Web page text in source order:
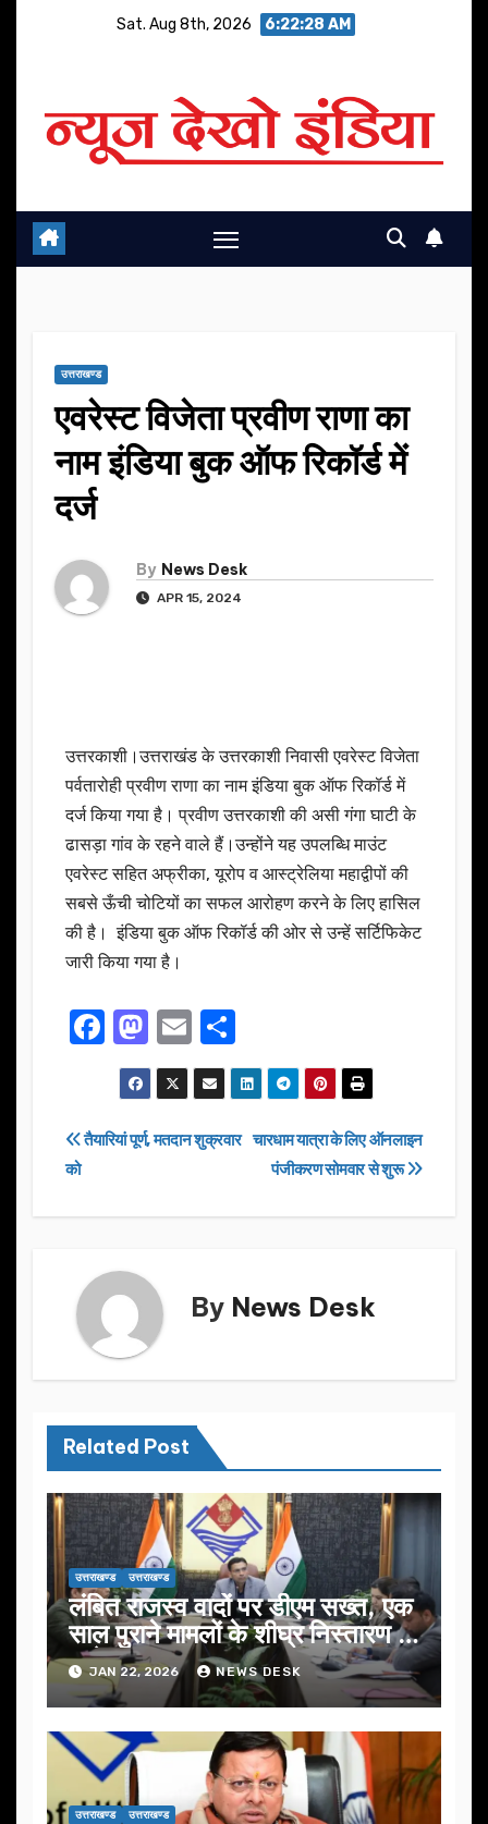
Sat. Aug 8th, 2026 6:22:28 AM
उत्तराखण्ड
एवरेस्ट विजेता प्रवीण राणा का
नाम इंडिया बुक ऑफ रिकॉर्ड में
दर्ज
By News Desk
APR 15, 2024
उत्तरकाशी।उत्तराखंड के उत्तरकाशी निवासी एवरेस्ट विजेता
पर्वतारोही प्रवीण राणा का नाम इंडिया बुक ऑफ रिकॉर्ड में
दर्ज किया गया है। प्रवीण उत्तरकाशी की असी गंगा घाटी के
ढासड़ा गांव के रहने वाले हैं।उन्होंने यह उपलब्धि माउंट
एवरेस्ट सहित अफ्रीका, यूरोप व आस्ट्रेलिया महाद्वीपों की
सबसे ऊँची चोटियों का सफल आरोहण करने के लिए हासिल
की है। इंडिया बुक ऑफ रिकॉर्ड की ओर से उन्हें सर्टिफिकेट
जारी किया गया है।
F
a
c
e
k
M
a
st
o
E
m
ail
h
ar
e
Post
navigation
चारधाम यात्रा के लिए ऑनलाइन
पंजीकरण सोमवार से शुरू
तैयारियां पूर्ण, मतदान शुक्रवार
को
By News Desk
Related Post
उत्तराखण्ड उत्तराखण्ड
लंबित राजस्व वादों पर डीएम सख्त, एक
साल पुराने मामलों के शीघ्र निस्तारण के
आदेश…
JAN 22, 2026 NEWS DESK
उत्तराखण्ड उत्तराखण्ड